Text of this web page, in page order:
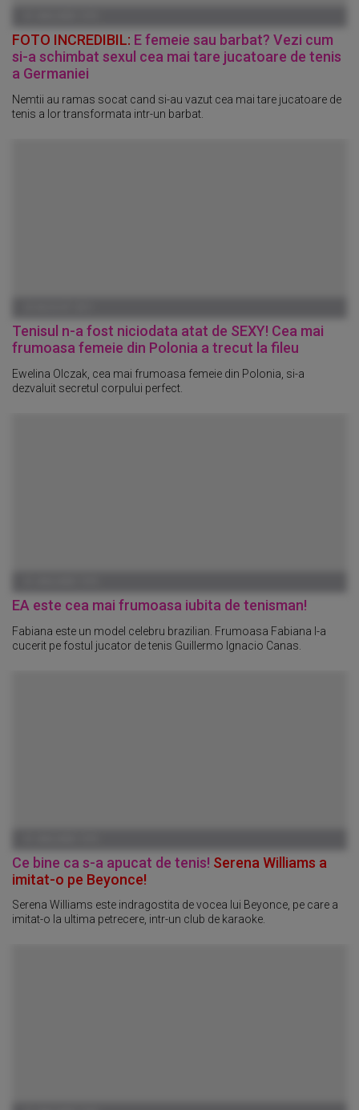
FOTO INCREDIBIL: E femeie sau barbat? Vezi cum
si-a schimbat sexul cea mai tare jucatoare de tenis
a Germaniei
Nemtii au ramas socat cand si-au vazut cea mai tare jucatoare de
tenis a lor transformata intr-un barbat.
Tenisul n-a fost niciodata atat de SEXY! Cea mai
frumoasa femeie din Polonia a trecut la fileu
Ewelina Olczak, cea mai frumoasa femeie din Polonia, si-a
dezvaluit secretul corpului perfect.
EA este cea mai frumoasa iubita de tenisman!
Fabiana este un model celebru brazilian. Frumoasa Fabiana l-a
cucerit pe fostul jucator de tenis Guillermo Ignacio Canas.
Ce bine ca s-a apucat de tenis! Serena Williams a
imitat-o pe Beyonce!
Serena Williams este indragostita de vocea lui Beyonce, pe care a
imitat-o la ultima petrecere, intr-un club de karaoke.